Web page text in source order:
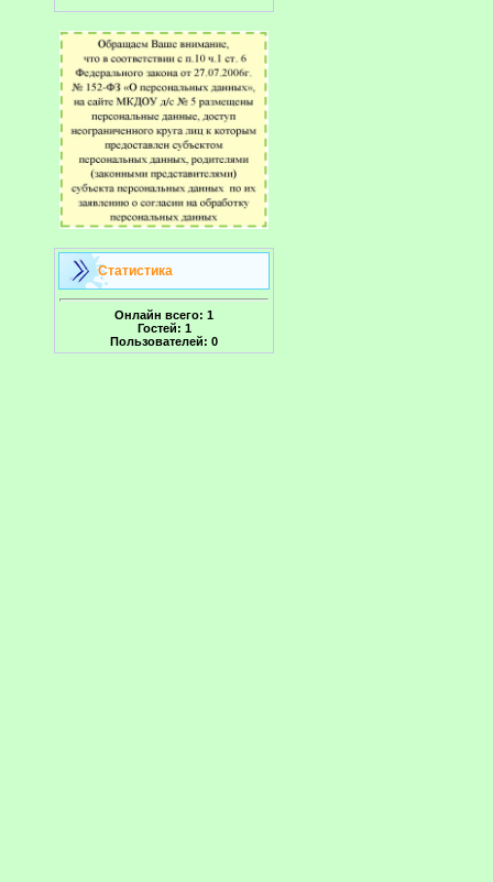
Статистика
Онлайн всего: 1
Гостей: 1
Пользователей: 0